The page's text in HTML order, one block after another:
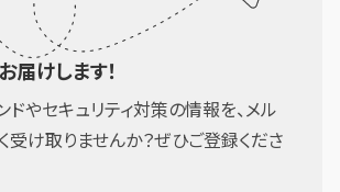
届けします！
ドやセキュリティ対策の情報を、メル
受け取りませんか？ぜひご登録くださ